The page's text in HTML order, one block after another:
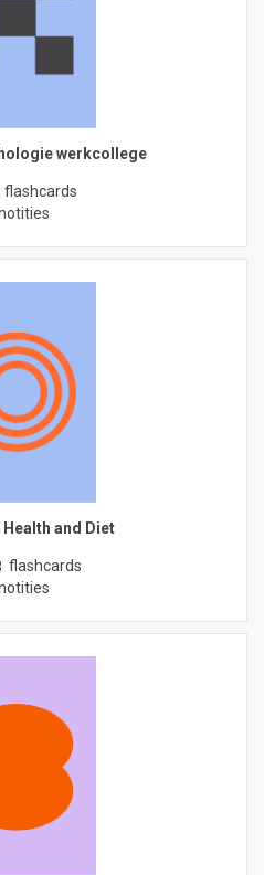
werkcollege
flashcards
and Diet
flashcards